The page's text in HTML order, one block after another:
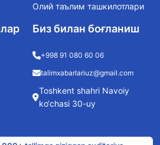
Олий таълим ташкилотлари
Биз билан боғланиш
+998 91 080 60 06
talimxabarlariuz@gmail.com
Toshkent shahri Navoiy
ko‘chasi 30-uy